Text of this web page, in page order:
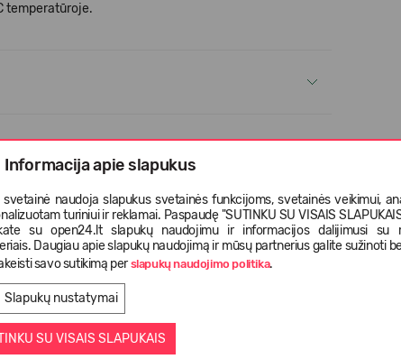
Informacija apie slapukus
svetainė naudoja slapukus svetainės funkcijoms, svetainės veikimui,
turiniui ir reklamai. Paspaudę "SUTINKU SU VISAIS
su open24.lt slapukų naudojimu ir informacijos dalijimusi su
Daugiau apie slapukų naudojimą ir mūsų partnerius galite sužinoti
savo sutikimą per slapukų naudojimo politika.
Slapukų nustatymai
SU VISAIS SLAPUKAIS
temperatūroje.